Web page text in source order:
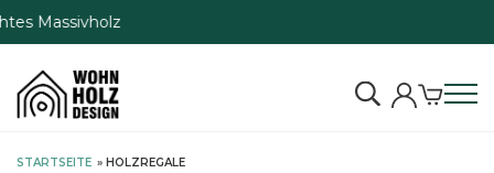
STARTSEITE » HOLZREGALE